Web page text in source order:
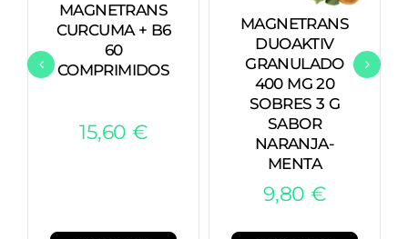
MAGNETRANS
CURCUMA + B6
60
COMPRIMIDOS
15,60 €
MAGNETRANS
DUOAKTIV
GRANULADO
400 MG 20
SOBRES 3 G
SABOR
NARANJA-
MENTA
9,80€